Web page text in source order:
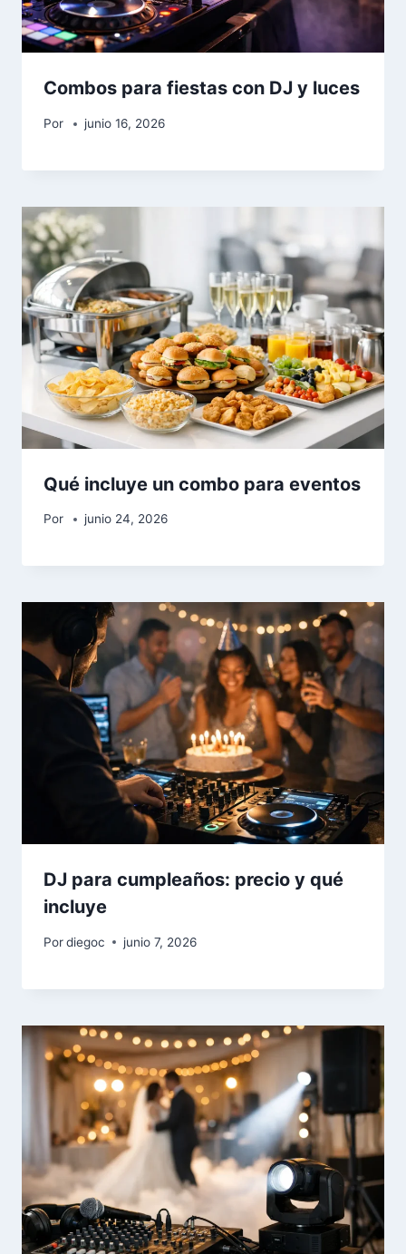
Combos para fiestas con DJ y luces
Por junio 16, 2026
Qué incluye un combo para eventos
Por junio 24, 2026
DJ para cumpleaños: precio y qué
incluye
Pordiegoc junio 7, 2026